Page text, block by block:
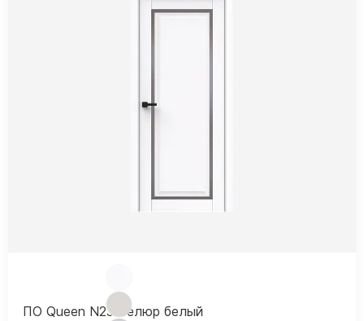
ПО Queen N23 Велюр белый